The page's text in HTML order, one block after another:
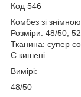
Код 546
Комбез зі
Розміри: 48/50;
Тканина: супер
Є кишені
Вимірі:
48/50